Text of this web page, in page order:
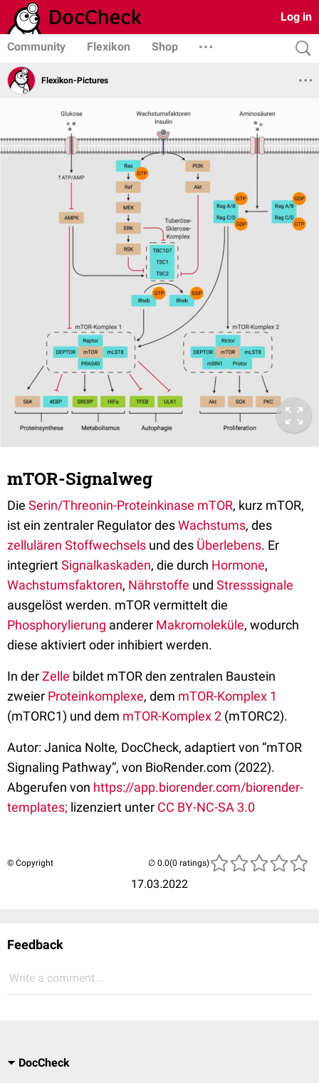
Log in
Community Flexikon Shop
Flexikon-Pictures
mTOR-Signalweg
Die Serin/Threonin-Proteinkinase mTOR, kurz mTOR,
ist ein zentraler Regulator desWachstums, des
zellulären Stoffwechsels und des Überlebens. Er
integriertSignalkaskaden, die durch Hormone,
Wachstumsfaktoren, Nährstoffe und Stresssignale
ausgelöst werden. mTOR vermittelt die
Phosphorylierung anderer Makromoleküle, wodurch
diese aktiviert oder inhibiert werden.
In derZelle bildet mTOR den zentralen Baustein
zweier Proteinkomplexe, dem mTOR-Komplex 1
(mTORC1) und dem mTOR-Komplex 2 (mTORC2).
Autor: Janica Nolte, DocCheck, adaptiert von “mTOR
Signaling Pathway”, von BioRender.com (2022).
Abgerufen von https://app.biorender.com/biorender-
templates; lizenziert unter CC BY-NC-SA 3.0
© Copyright
17.03.2022
(0 ratings)
Feedback
Write a comment...
DocCheck